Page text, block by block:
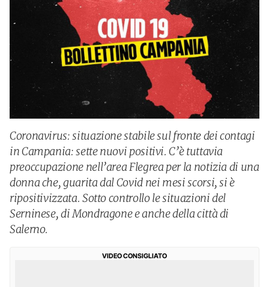
Coronavirus: situazione stabile sul fronte dei contagi
in Campania: sette nuovi positivi. C’è tuttavia
preoccupazione nell’area Flegrea per la notizia di una
donna che, guarita dal Covid nei mesi scorsi, si è
ripositivizzata. Sotto controllo le situazioni del
Serninese, di Mondragone e anche della città di
Salerno.
VIDEO CONSIGLIATO